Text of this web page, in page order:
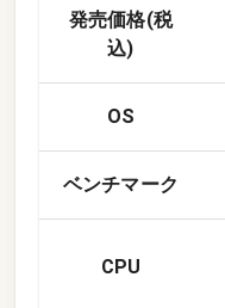
発売価格(税
込)
OS
ベンチマーク
CPU